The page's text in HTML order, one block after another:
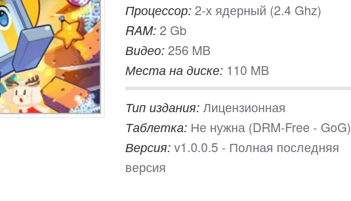
Процессор: 2-х ядерный (2.4 Ghz)
RAM: 2 Gb
Видео: 256 MB
Места на диске: 110 MB
Тип издания: Лицензионная
Таблетка: Не нужна (DRM-Free - GoG)
Версия: v1.0.0.5 - Полная последняя
версия